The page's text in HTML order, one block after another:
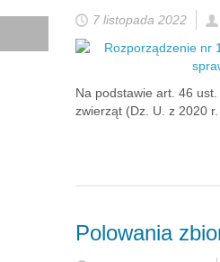
7 listopada 2022
Na podstawie art. 46
zwierząt (Dz. U. z 2020
Polowania